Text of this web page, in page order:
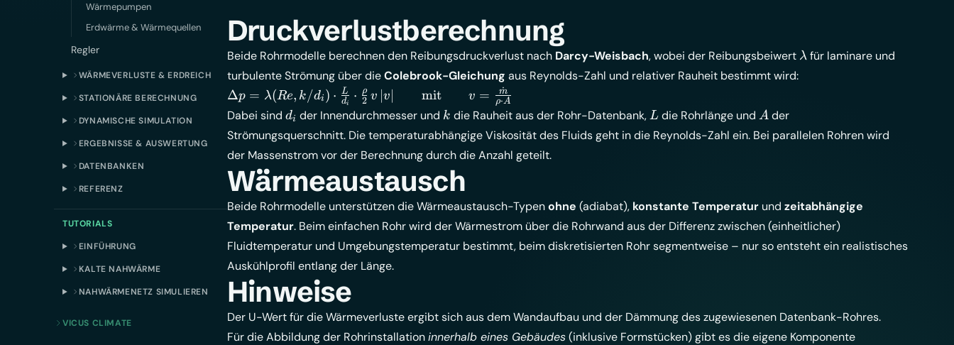
Wärmepumpen
Erdwärme & Wärmequellen
Regler
WÄRMEVERLUSTE & ERDREICH
STATIONÄRE BERECHNUNG
DYNAMISCHE SIMULATION
ERGEBNISSE & AUSWERTUNG
DATENBANKEN
REFERENZ
TUTORIALS
EINFÜHRUNG
KALTE NAHWÄRME
NAHWÄRMENETZ SIMULIEREN
VICUS CLIMATE
Druckverlustberechnung
Beide Rohrmodelle berechnen den Reibungsdruckverlust nach Darcy-Weisbach, wobei der Reibungsbeiwert \lambda
λ für laminare und
turbulente Strömung über dieColebrook-Gleichung aus Reynolds-Zahl und relativer Rauheit bestimmt wird:
\Delta p =
\lambda(Re,
k/d_i) \cdot
\frac{L}
{d_i} \cdot
\frac{\rho}
{2} \, v \,
|v| \qquad
\text{mit}
\qquad v =
\frac{\dot
m}{\rho
\cdot A}
Δp = λ(Re, k/di ) ⋅ di
L ⋅ 2
ρ v ∣v∣ mit v = ρ⋅A
m
˙
Dabei sind d_i
di der Innendurchmesser und k
k die Rauheit aus der Rohr-Datenbank, L
Ldie Rohrlänge und A
Ader
Strömungsquerschnitt. Die temperaturabhängige Viskosität des Fluidsgeht in die Reynolds-Zahl ein. Bei parallelen Rohren wird
der Massenstrom vor der Berechnung durch die Anzahl geteilt.
Wärmeaustausch
Beide Rohrmodelle unterstützen die Wärmeaustausch-Typenohne (adiabat), konstante Temperatur und zeitabhängige
Temperatur. Beim einfachen Rohr wird der Wärmestrom über die Rohrwand aus der Differenz zwischen (einheitlicher)
Fluidtemperatur und Umgebungstemperatur bestimmt, beim diskretisierten Rohr segmentweise – nur so entsteht ein realistisches
Auskühlprofil entlang der Länge.
Hinweise
Der U-Wert für die Wärmeverluste ergibt sich aus dem Wandaufbau und der Dämmung des zugewiesenen Datenbank-Rohres.
Für die Abbildung der Rohrinstallationinnerhalb eines Gebäudes(inklusive Formstücken) gibt es die eigene Komponente